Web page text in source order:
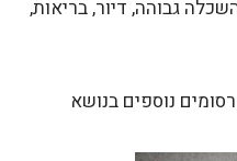
גבוהה, דיור, בריאות,
נוספים בנושא